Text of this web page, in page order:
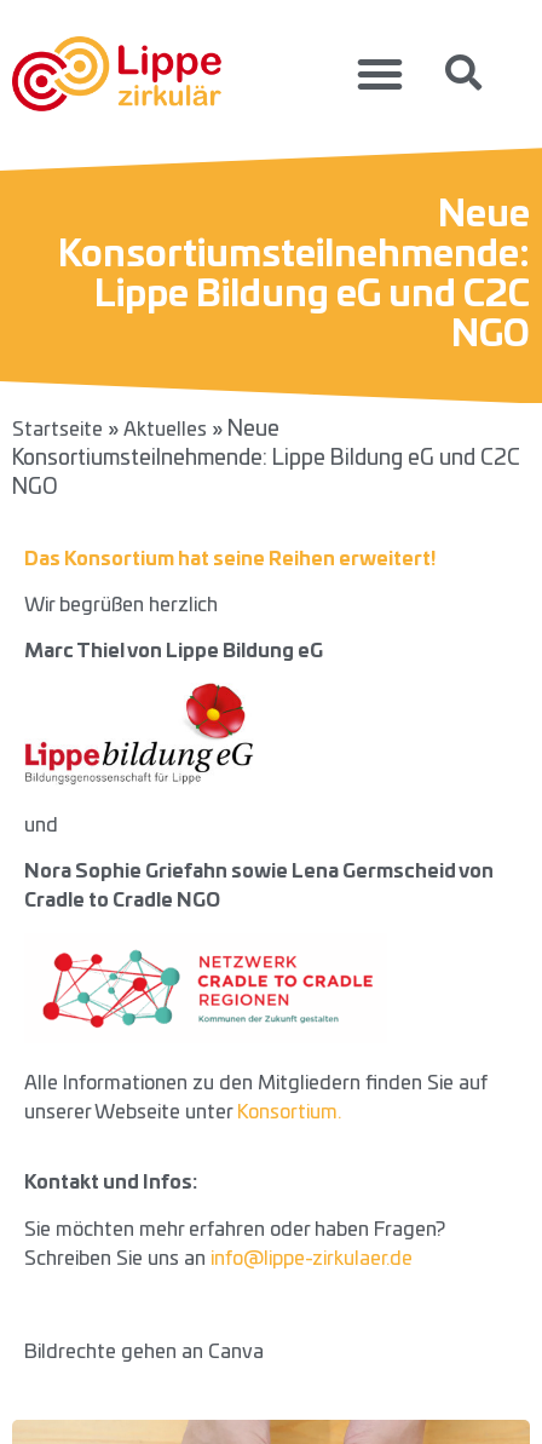
Neue
Konsortiumsteilnehmende:
Lippe Bildung eG und C2C
NGO
Startseite » Aktuelles » Neue
Konsortiumsteilnehmende: Lippe Bildung eG und C2C
NGO
Das Konsortium hat seine Reihen erweitert!
Wir begrüßen herzlich
Marc Thiel von Lippe Bildung eG
und
Nora Sophie Griefahn sowie Lena Germscheid von
Cradle to Cradle NGO
Alle Informationen zu den Mitgliedern finden Sie auf
unserer Webseite unter Konsortium.
Kontakt und Infos:
Sie möchten mehr erfahren oder haben Fragen?
Schreiben Sie uns an info@lippe-zirkulaer.de
Bildrechte gehen an Canva